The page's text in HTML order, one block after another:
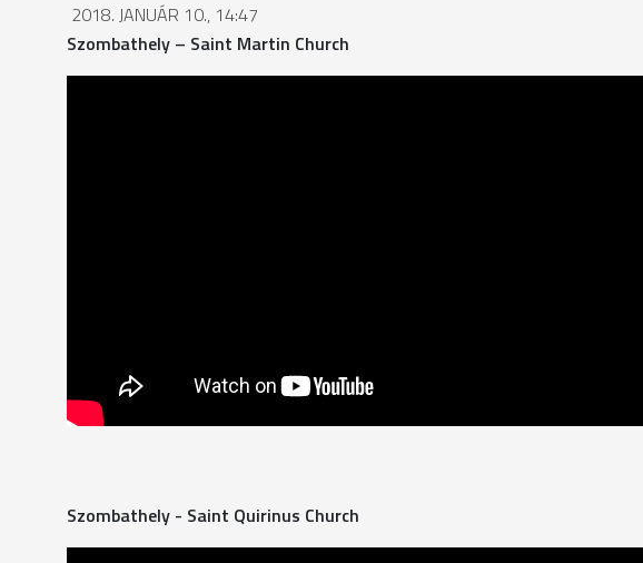
2018. JANUÁR 10., 14:47
Szombathely – Saint Martin Church
Szombathely - Saint Quirinus Church